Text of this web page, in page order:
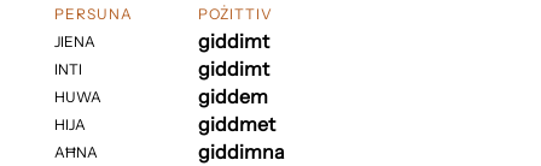
PERSUNA
JIENA
INTI
HUWA
HIJA
AĦNA
POŻITTIV
giddimt
giddimt
giddem
giddmet
giddimna